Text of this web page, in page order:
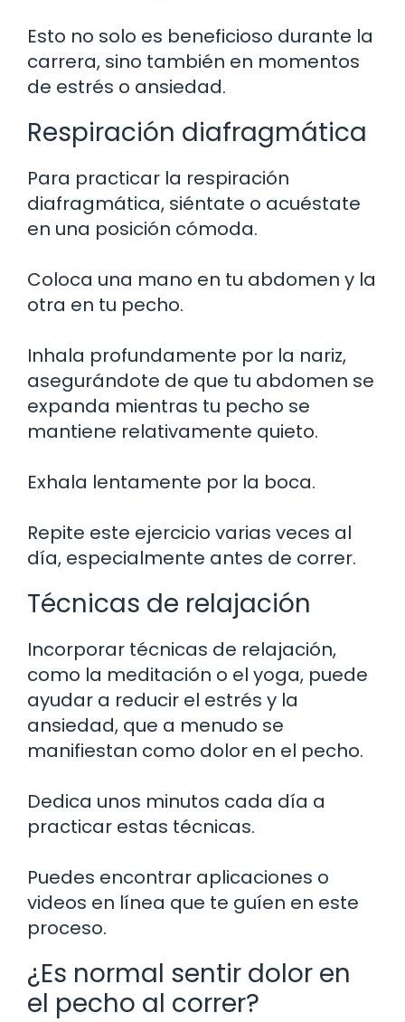
Esto no solo es beneficioso durante la
carrera, sino también en momentos
de estrés o ansiedad.
Respiración diafragmática
Para practicar la respiración
diafragmática, siéntate o acuéstate
en una posición cómoda.
Coloca una mano en tu abdomen y la
otra en tu pecho.
Inhala profundamente por la nariz,
asegurándote de que tu abdomen se
expanda mientras tu pecho se
mantiene relativamente quieto.
Exhala lentamente por la boca.
Repite este ejercicio varias veces al
día, especialmente antes de correr.
Técnicas de relajación
Incorporar técnicas de relajación,
como la meditación o el yoga, puede
ayudar a reducir el estrés y la
ansiedad, que a menudo se
manifiestan como dolor en el pecho.
Dedica unos minutos cada día a
practicar estas técnicas.
Puedes encontrar aplicaciones o
videos en línea que te guíen en este
proceso.
¿Es normal sentir dolor en
el pecho al correr?